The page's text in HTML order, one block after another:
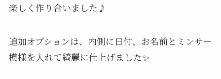
楽しく作り合いました♪
追加オプションは、内側に日付、お名前とミンサー
模様を入れて綺麗に仕上げました✨